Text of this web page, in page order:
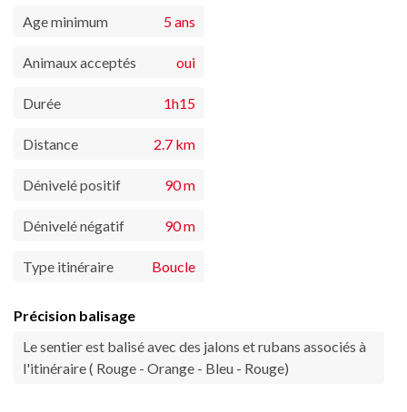
Age minimum
5 ans
Animaux acceptés oui
Durée 1h15
Distance 2.7 km
Dénivelé positif 90 m
Dénivelé négatif 90 m
Type itinéraire Boucle
Précision balisage
Le sentier est balisé avec des jalons et rubans associés à
l'itinéraire ( Rouge - Orange - Bleu - Rouge)